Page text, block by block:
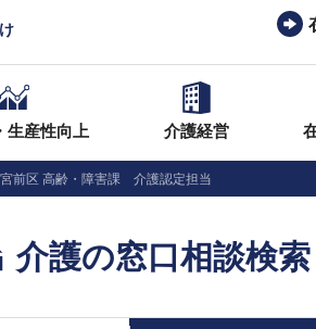
生産性向上 介護経営
宮前区 高齢・障害課 介護認定担当
介護の窓口相談検索